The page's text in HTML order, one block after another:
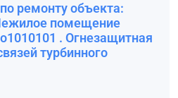
ремонту объекта:
помещение
. Огнезащитная
турбинного